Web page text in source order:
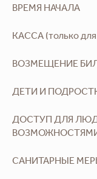
ВРЕМЯ НАЧАЛА
КАССА (только
ВОЗМЕЩЕНИЕ
ДЕТИ И
ДОСТУП ДЛЯ
САНИТАРНЫЕ